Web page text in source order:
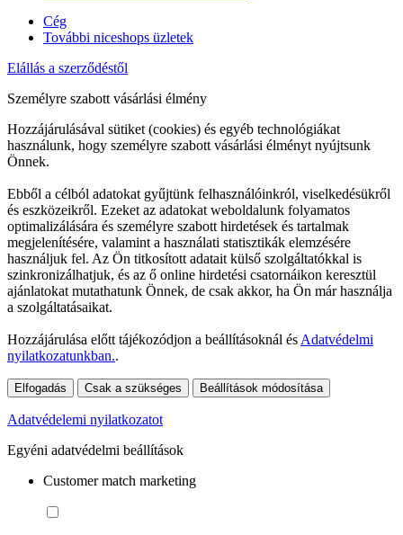
Cég
További niceshops üzletek
Elállás a szerződéstől
Személyre szabott vásárlási élmény
Hozzájárulásával sütiket (cookies) és egyéb technológiákat
használunk, hogy személyre szabott vásárlási élményt nyújtsunk
Önnek.
Ebből a célból adatokat gyűjtünk felhasználóinkról, viselkedésükről
és eszközeikről. Ezeket az adatokat weboldalunk folyamatos
optimalizálására és személyre szabott hirdetések és tartalmak
megjelenítésére, valamint a használati statisztikák elemzésére
használjuk fel. Az Ön titkosított adatait külső szolgáltatókkal is
szinkronizálhatjuk, és az ő online hirdetési csatornáikon keresztül
ajánlatokat mutathatunk Önnek, de csak akkor, ha Ön már használja
a szolgáltatásaikat.
Hozzájárulása előtt tájékozódjon a beállításoknál és Adatvédelmi
nyilatkozatunkban..
Elfogadás Csak a szükséges Beállítások módosítása
Adatvédelemi nyilatkozatot
Egyéni adatvédelmi beállítások
Customer match marketing